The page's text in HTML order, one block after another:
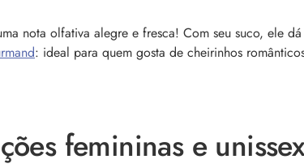
nota olfativa alegre e fresca! Com seu suco, ele dá
: ideal para quem gosta de cheirinhos
femininas e
com a
Queda de cabelo masculina: causas,
e mais
A queda de cabelo masculina é um quadro